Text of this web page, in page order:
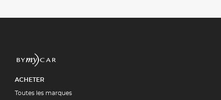
ACHETER
Toutes les marques